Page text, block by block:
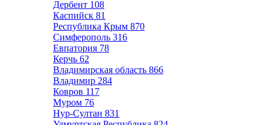
Дербент 108
Каспийск 81
Республика Крым 870
Симферополь 316
Евпатория 78
Керчь 62
Владимирская область 866
Владимир 284
Ковров 117
Муром 76
Нур-Султан 831